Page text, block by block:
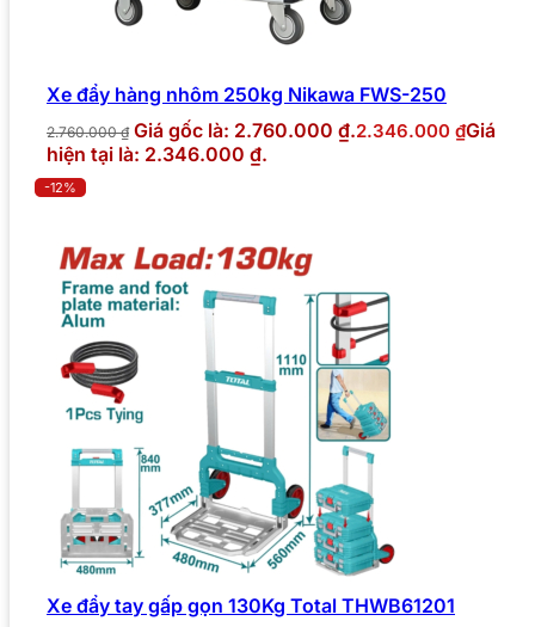
Xe đẩy hàng nhôm 250kg Nikawa FWS-250
2.760.000₫ Giá gốc là: 2.760.000 ₫.2.346.000 ₫Giá
hiện tại là: 2.346.000 ₫.
-12%
Xe đẩy tay gấp gọn 130Kg Total THWB61201